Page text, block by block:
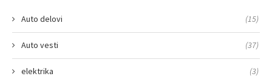
Auto delovi (15)
Auto vesti (37)
elektrika (3)